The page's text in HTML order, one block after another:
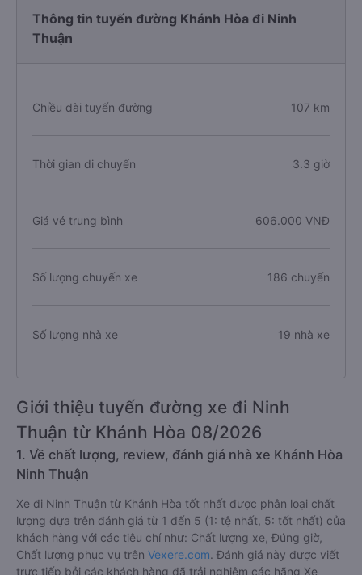
Thông tin tuyến đường Khánh Hòa đi Ninh
Thuận
Chiều dài tuyến đường 107 km
Thời gian di chuyển 3.3 giờ
Giá vé trung bình 606.000 VNĐ
Số lượng chuyến xe 186 chuyến
Số lượng nhà xe 19 nhà xe
Giới thiệu tuyến đường xe đi Ninh
Thuận từ Khánh Hòa 08/2026
1. Về chất lượng, review, đánh giá nhà xe Khánh Hòa
Ninh Thuận
Xe đi Ninh Thuận từ Khánh Hòa tốt nhất được phân loại chất
lượng dựa trên đánh giá từ 1 đến 5 (1: tệ nhất, 5: tốt nhất) của
khách hàng với các tiêu chí như: Chất lượng xe, Đúng giờ,
Chất lượng phục vụ trên Vexere.com. Đánh giá này được viết
trực tiếp bởi các khách hàng đã trải nghiệm các hãng Xe